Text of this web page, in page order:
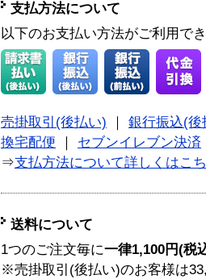
支払方法について
以下のお支払い方法がご利用で
売掛取引(後払い)
銀行振込(後
換宅配便
セブンイレブン決済
⇒支払方法について詳しくはこ
送料について
1つのご注文毎に一律1,100円(税
※売掛取引(後払い)のお客様は